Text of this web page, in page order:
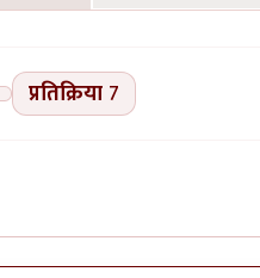
प्रतिक्रिया 7